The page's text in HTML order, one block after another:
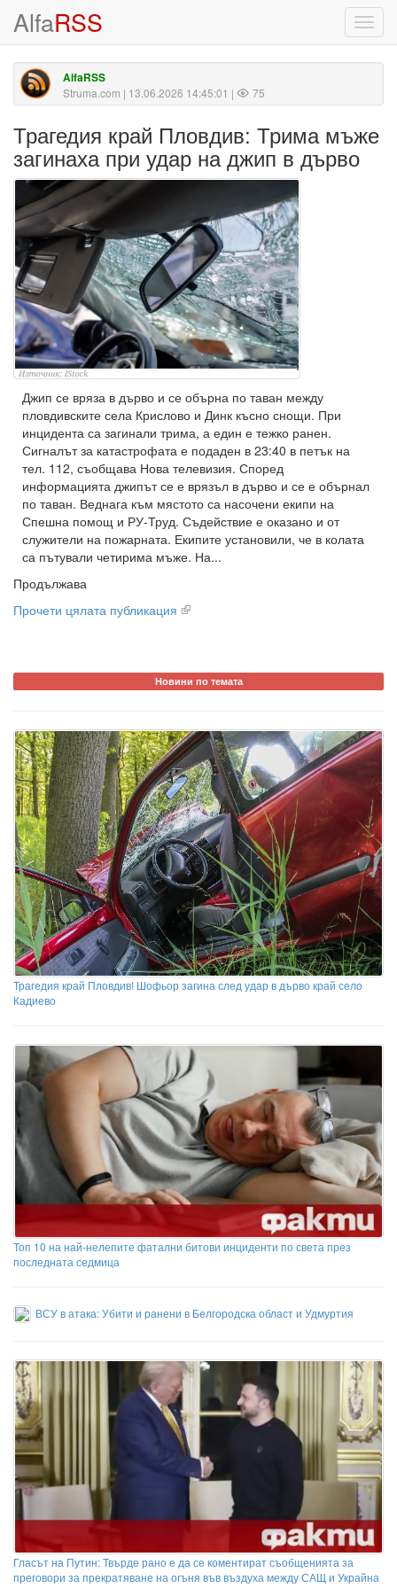
AlfaRSS
AlfaRSS
Struma.com | 13.06.2026 14:45:01 | 75
Трагедия край Пловдив: Трима мъже
загинаха при удар на джип в дърво
Джип се вряза в дърво и се обърна по таван между
пловдивските села Крислово и Динк късно снощи. При
инцидента са загинали трима, а един е тежко ранен.
Сигналът за катастрофата е подаден в 23:40 в петък на
тел. 112, съобщава Нова телевизия. Според
информацията джипът се е врязъл в дърво и се е обърнал
по таван. Веднага към мястото са насочени екипи на
Спешна помощ и РУ-Труд. Съдействие е оказано и от
служители на пожарната. Екипите установили, че в колата
са пътували четирима мъже. На...
Продължава
Прочети цялата публикация
Новини по темата
Трагедия край Пловдив! Шофьор загина след удар в дърво край село
Кадиево
Топ 10 на най-нелепите фатални битови инциденти по света през
последната седмица
ВСУ в атака: Убити и ранени в Белгородска област и Удмуртия
Гласът на Путин: Твърде рано е да се коментират съобщенията за
преговори за прекратяване на огъня във въздуха между САЩ и Украйна